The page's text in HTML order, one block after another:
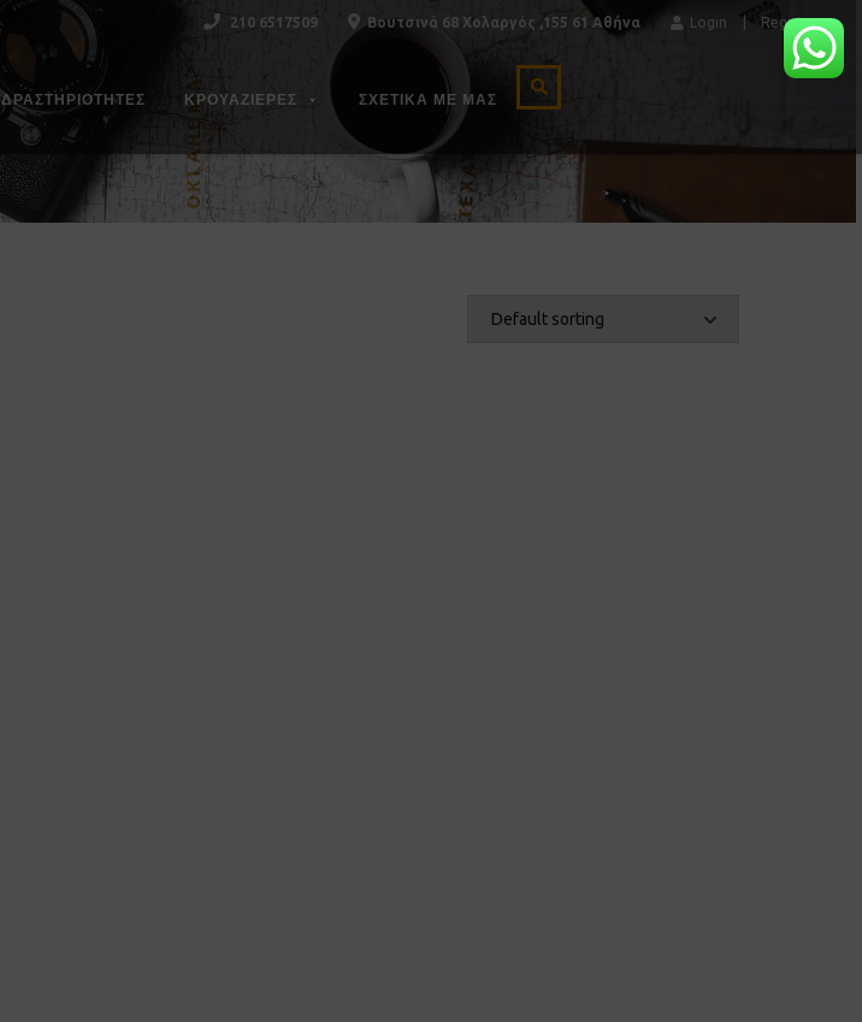
210 6517509 Βουτσινά 68 Χολαργός ,155 61 Αθήνα Login Register
ΔΡΑΣΤΗΡΙΌΤΗΤΕΣ ΚΡΟΥΑΖΙΕΡΕΣ ΣΧΕΤΙΚΆ ΜΕ ΜΑΣ